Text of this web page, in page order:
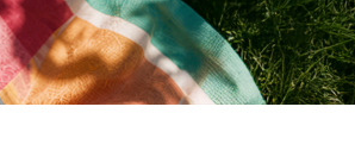
Mehr Entdecken